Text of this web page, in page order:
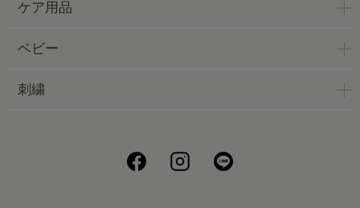
ケア用品
ベビー
刺繍